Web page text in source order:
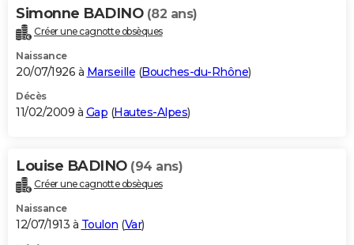
Simonne BADINO (82 ans)
Créer une cagnotte obsèques
Naissance
20/07/1926 à Marseille (Bouches-du-Rhône)
Décès
11/02/2009 à Gap (Hautes-Alpes)
Louise BADINO (94 ans)
Créer une cagnotte obsèques
Naissance
12/07/1913 à Toulon (Var)